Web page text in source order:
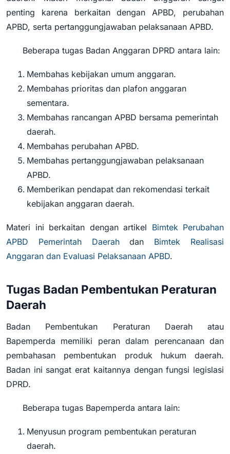
penting karena berkaitan dengan APBD, perubahan
APBD, serta pertanggungjawaban pelaksanaan APBD.
Beberapa tugas Badan Anggaran DPRD antara lain:
Membahas kebijakan umum anggaran.
Membahas prioritas dan plafon anggaran
sementara.
Membahas rancangan APBD bersama pemerintah
daerah.
Membahas perubahan APBD.
Membahas pertanggungjawaban pelaksanaan
APBD.
Memberikan pendapat dan rekomendasi terkait
kebijakan anggaran daerah.
Materi ini berkaitan dengan artikel Bimtek Perubahan
APBD Pemerintah Daerahdan Bimtek Realisasi
Anggaran dan Evaluasi Pelaksanaan APBD.
Tugas Badan Pembentukan Peraturan
Daerah
Badan Pembentukan Peraturan Daerah atau
Bapemperda memiliki peran dalam perencanaan dan
pembahasan pembentukan produk hukum daerah.
Badan ini sangat erat kaitannya dengan fungsi legislasi
DPRD.
Beberapa tugas Bapemperda antara lain:
Menyusun program pembentukan peraturan
daerah.